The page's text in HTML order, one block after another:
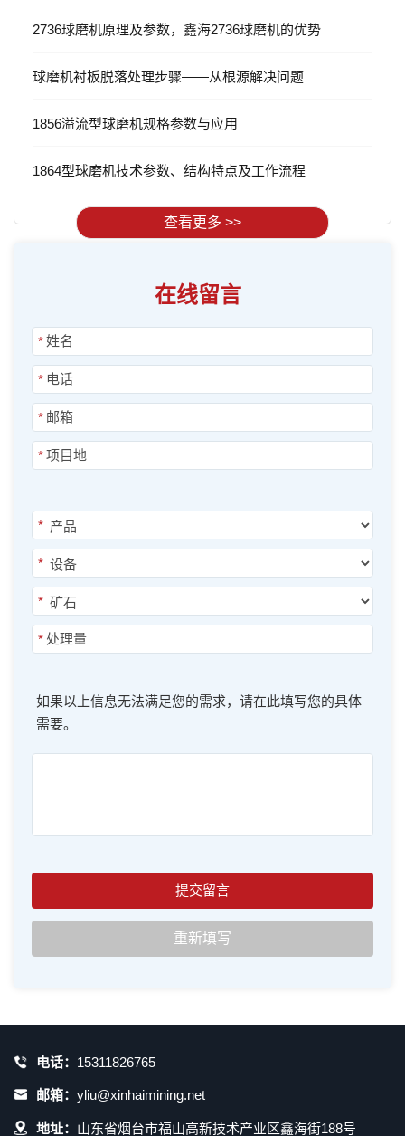
2736球磨机原理及参数，鑫海2736球磨机的优势
球磨机衬板脱落处理步骤——从根源解决问题
1856溢流型球磨机规格参数与应用
1864型球磨机技术参数、结构特点及工作流程
查看更多 >>
在线留言
*
*
*
*
*
*
*
*
如果以上信息无法满足您的需求，请在此填写您的具体
需要。
电话： 15311826765
邮箱： yliu@xinhaimining.net
地址： 山东省烟台市福山高新技术产业区鑫海街188号